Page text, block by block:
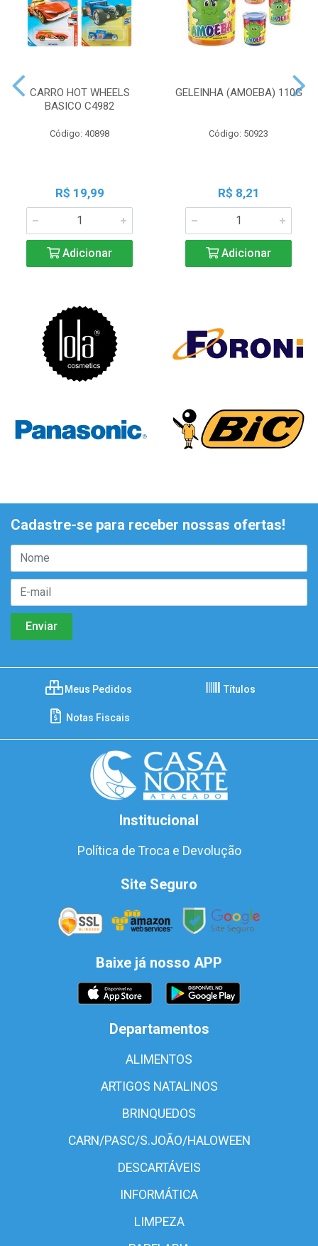
CARRO HOT WHEELS
BASICO C4982
Código: 40898
R$ 19,99
Adicionar
GELEINHA (AMOEBA) 110G
Código: 50923
R$ 8,21
Adicionar
Cadastre-se para receber nossas ofertas!
Meus Pedidos Títulos
Notas Fiscais
Institucional
Política de Troca e Devolução
Site Seguro
Baixe já nosso APP
Departamentos
ALIMENTOS
ARTIGOS NATALINOS
BRINQUEDOS
CARN/PASC/S.JOÃO/HALOWEEN
DESCARTÁVEIS
INFORMÁTICA
LIMPEZA